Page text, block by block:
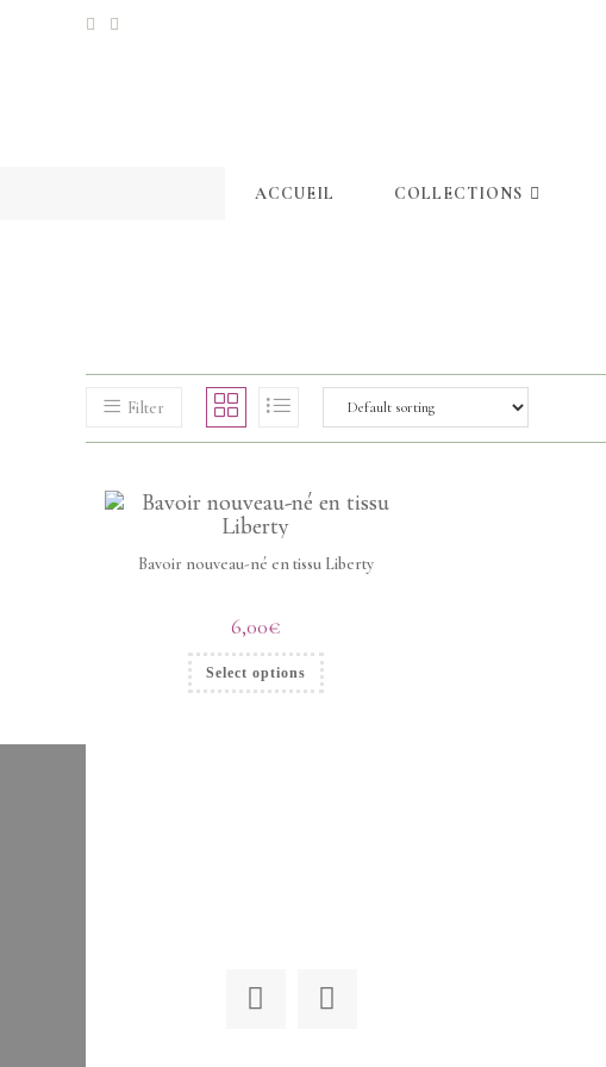
ACCUEIL COLLECTIONS
Filter
Bavoir nouveau-né en tissu Liberty
6,00€
Select options